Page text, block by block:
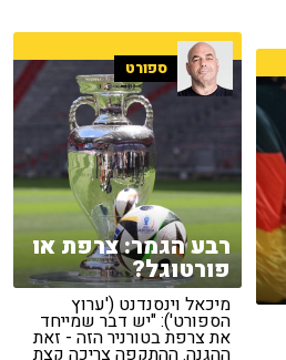
ספורט
רבע הגמר: צרפת או
פורטוגל?
מיכאל וינסנדנט ('ערוץ
הספורט'): "יש דבר שמייחד
את צרפת בטורניר הזה - זאת